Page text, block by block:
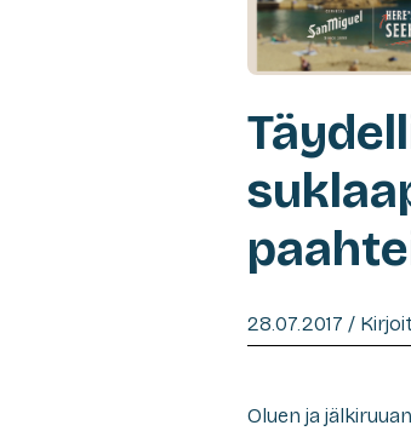
28.07.2017 /
Oluen ja